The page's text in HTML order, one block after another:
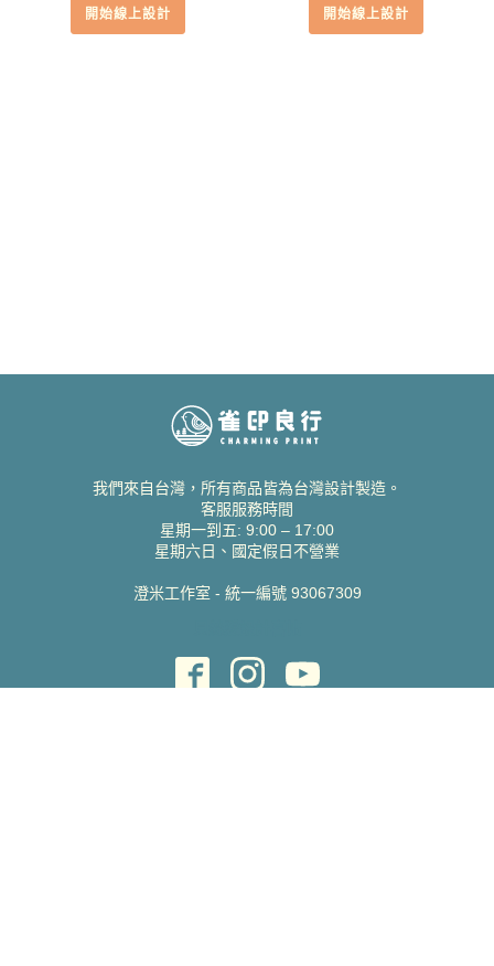
開始線上設計 開始線上設計
我們來自台灣，所有商品皆為台灣設計製造。
客服服務時間
星期一到五: 9:00 – 17:00
星期六日、國定假日不營業
澄米工作室 - 統一編號 93067309